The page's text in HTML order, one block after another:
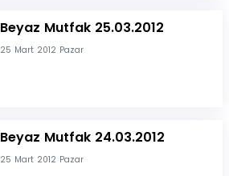
Beyaz Mutfak 25.03.2012
25 Mart 2012 Pazar
Beyaz Mutfak 24.03.2012
25 Mart 2012 Pazar